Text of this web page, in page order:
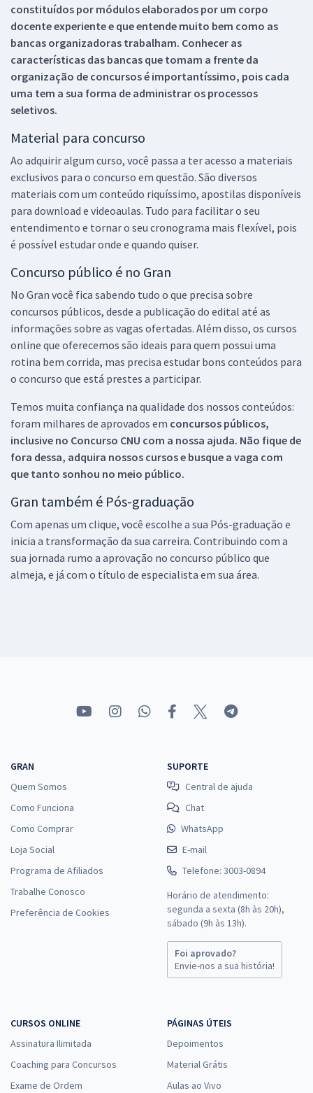
constituídos por módulos elaborados por um corpo
docente experiente e que entende muito bem como as
bancas organizadoras trabalham. Conhecer as
características das bancas que tomam a frente da
organização de concursos é importantíssimo, pois cada
uma tem a sua forma de administrar os processos
seletivos.
Material para concurso
Ao adquirir algum curso, você passa a ter acesso a materiais
exclusivos para o concurso em questão. São diversos
materiais com um conteúdo riquíssimo, apostilas disponíveis
para download e videoaulas. Tudo para facilitar o seu
entendimento e tornar o seu cronograma mais flexível, pois
é possível estudar onde e quando quiser.
Concurso público é no Gran
No Gran você fica sabendo tudo o que precisa sobre
concursos públicos, desde a publicação do edital até as
informações sobre as vagas ofertadas. Além disso, os cursos
online que oferecemos são ideais para quem possui uma
rotina bem corrida, mas precisa estudar bons conteúdos para
o concurso que está prestes a participar.
Temos muita confiança na qualidade dos nossos conteúdos:
foram milhares de aprovados em concursos públicos,
inclusive no Concurso CNU com a nossa ajuda. Não fique de
fora dessa, adquira nossos cursos e busque a vaga com
que tanto sonhou no meio público.
Gran também é Pós-graduação
Com apenas um clique, você escolhe a sua Pós-graduação e
inicia a transformação da sua carreira. Contribuindo com a
sua jornada rumo a aprovação no concurso público que
almeja, e já com o título de especialista em sua área.
GRAN
Quem Somos
Como Funciona
Como Comprar
Loja Social
Programa de Afiliados
Trabalhe Conosco
Preferência de Cookies
SUPORTE
Central de ajuda
Chat
WhatsApp
E-mail
Telefone: 3003-0894
Horário de atendimento:
segunda a sexta (8h às 20h),
sábado (9h às 13h).
Foi aprovado?
Envie-nos a sua história!
CURSOS ONLINE
Assinatura Ilimitada
Coaching para Concursos
Exame de Ordem
PÁGINAS ÚTEIS
Depoimentos
Material Grátis
Aulas ao Vivo